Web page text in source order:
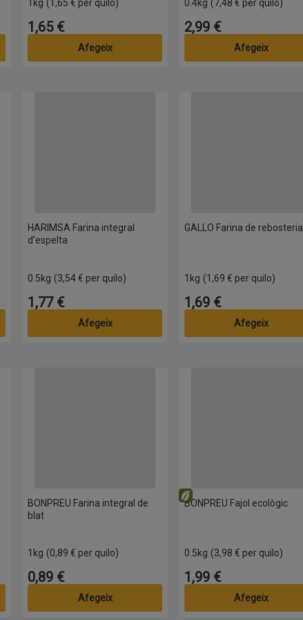
1kg (1,65 € per quilo)
Preu
1,65 €
Afegeix
0.4kg (7,48 € per quilo)
Preu
2,99 €
Afegeix
HARIMSA Farina integral
d'espelta
0.5kg (3,54 € per quilo)
Preu
1,77 €
Afegeix
GALLO Farina de rebosteria
1kg (1,69 € per quilo)
Preu
1,69 €
Afegeix
BONPREU Farina integral de
blat
1kg (0,89 € per quilo)
Preu
0,89 €
Afegeix
Eco
BONPREU Fajol ecològic
0.5kg (3,98 € per quilo)
Preu
1,99 €
Afegeix